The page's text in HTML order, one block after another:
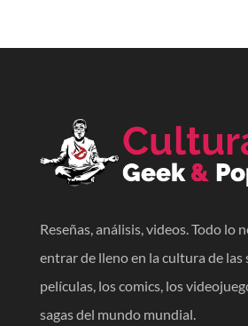
Reseñas, análisis, videos. Todo lo
entrar de lleno en la cultura de las
películas, los comics, los
sagas del mundo mundial.